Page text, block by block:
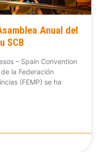
Anual del
SCB
– Spain Convention
la Federación
(FEMP) se ha